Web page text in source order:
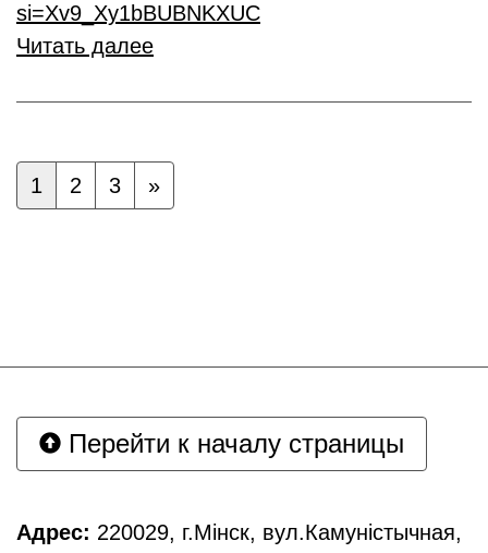
si=Xv9_Xy1bBUBNKXUC
Читать далее
1 2 3 »
Перейти к началу страницы
Адрес: 220029, г.Мінск, вул.Камуністычная,